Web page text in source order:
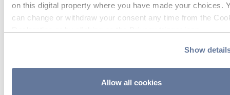
on this digital property where you have made your choices.
can change or withdraw your consent any time from the
Collect information about your geographical location
can be accurate to within several meters
Show
Allow all cookies
qualità e a stabilire nuovi
benchmark per l'industria" ha
Project Director del progetto
Viking Link.